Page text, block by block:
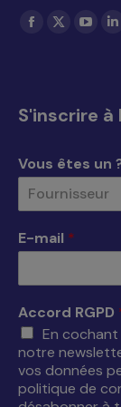
Trouvez nous
La
dans
nouvelle
fenêtre
La
dans
nouvelle
fenêtre
La
dans
La
S'inscrire
Vous êtes un
Fournisseur
E-mail *
Accord RGPD
En
notre
vos données
politique de